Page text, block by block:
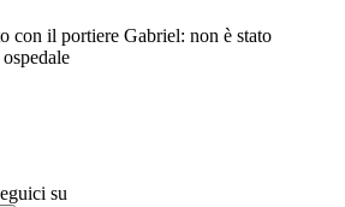
con il portiere Gabriel: non è stato
su